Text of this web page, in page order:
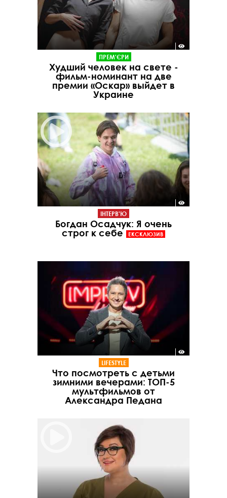
ПРЕМ'ЄРИ
Худший человек на свете -
фильм-номинант на две
премии «Оскар» выйдет в
Украине
ІНТЕРВ'Ю
Богдан Осадчук: Я очень
строг к себе
ЕКСКЛЮЗИВ
LIFESTYLE
Что посмотреть с детьми
зимними вечерами: ТОП-5
мультфильмов от
Александра Педана